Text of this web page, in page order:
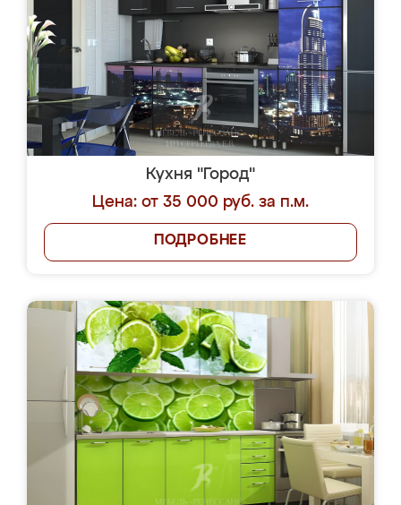
Кухня "Город"
Цена: от 35 000 руб. за п.м.
ПОДРОБНЕЕ